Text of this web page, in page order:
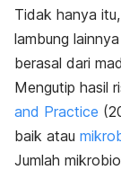
Tidak hanya
lambung
berasal dari
Mengutip hasil
and Practice
baik atau
Jumlah